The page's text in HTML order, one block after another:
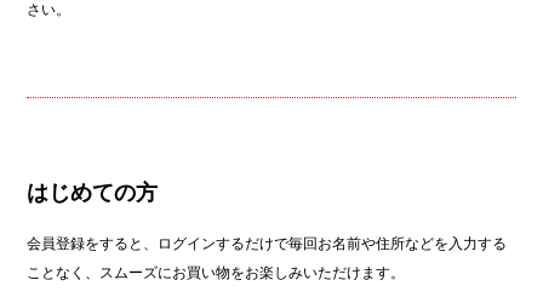
さい。
はじめての方
会員登録をすると、ログインするだけで毎回お名前や住所などを入力する
ことなく、スムーズにお買い物をお楽しみいただけます。